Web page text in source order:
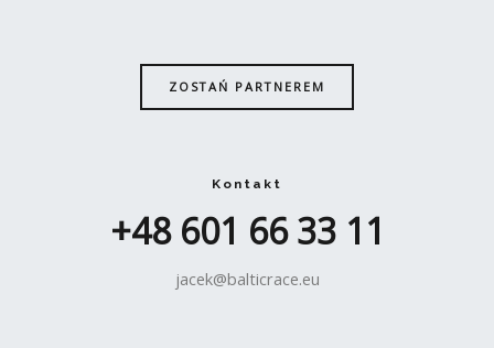
ZOSTAŃ PARTNEREM
Kontakt
+48 601 66 33 11
jacek@balticrace.eu